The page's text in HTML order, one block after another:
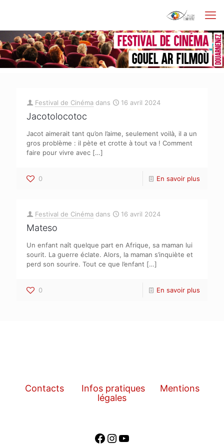
Festival de Cinéma dans 16 avril 2024
Jacotolocotoc
Jacot aimerait tant qu’on l’aime, seulement voilà, il a un
gros problème : il pète et crotte à tout va ! Comment
faire pour vivre avec […]
0 En savoir plus
Festival de Cinéma dans 16 avril 2024
Mateso
Un enfant naît quelque part en Afrique, sa maman lui
sourit. La guerre éclate. Alors, la maman s’inquiète et
perd son sourire. Tout ce que l’enfant […]
0 En savoir plus
Contacts Infos pratiques
Mentions
légales
Facebook
Instagram
YouTube